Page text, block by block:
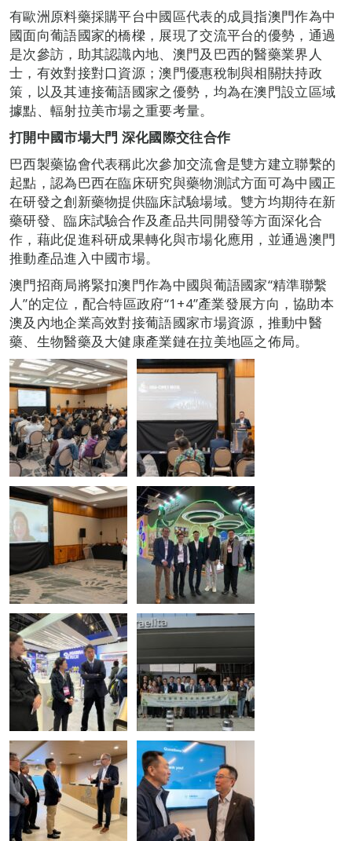
有歐洲原料藥採購平台中國區代表的成員指澳門作為中
國面向葡語國家的橋樑，展現了交流平台的優勢，通過
是次參訪，助其認識內地、澳門及巴西的醫藥業界人
士，有效對接對口資源；澳門優惠稅制與相關扶持政
策，以及其連接葡語國家之優勢，均為在澳門設立區域
據點、輻射拉美市場之重要考量。
打開中國市場大門 深化國際交往合作
巴西製藥協會代表稱此次參加交流會是雙方建立聯繫的
起點，認為巴西在臨床研究與藥物測試方面可為中國正
在研發之創新藥物提供臨床試驗場域。雙方均期待在新
藥研發、臨床試驗合作及產品共同開發等方面深化合
作，藉此促進科研成果轉化與市場化應用，並通過澳門
推動產品進入中國市場。
澳門招商局將緊扣澳門作為中國與葡語國家“精準聯繫
人”的定位，配合特區政府“1+4”產業發展方向，協助本
澳及內地企業高效對接葡語國家市場資源，推動中醫
藥、生物醫藥及大健康產業鏈在拉美地區之佈局。